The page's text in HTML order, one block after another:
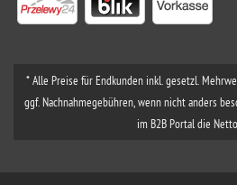
* Alle Preise für Endkunden inkl. gesetzl.
ggf. Nachnahmegebühren, wenn nicht anders
im B2B Portal die